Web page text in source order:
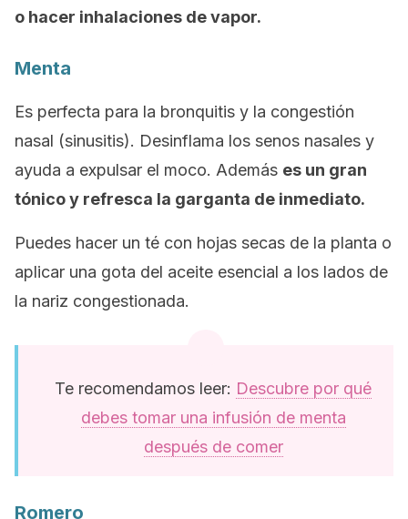
o hacer inhalaciones de vapor.
Menta
Es perfecta para la bronquitis y la congestión
nasal (sinusitis). Desinflama los senos nasales y
ayuda a expulsar el moco. Además es un gran
tónico y refresca la garganta de inmediato.
Puedes hacer un té con hojas secas de la planta o
aplicar una gota del aceite esencial a los lados de
la nariz congestionada.
Te recomendamos leer: Descubre por qué
debes tomar una infusión de menta
después de comer
Romero